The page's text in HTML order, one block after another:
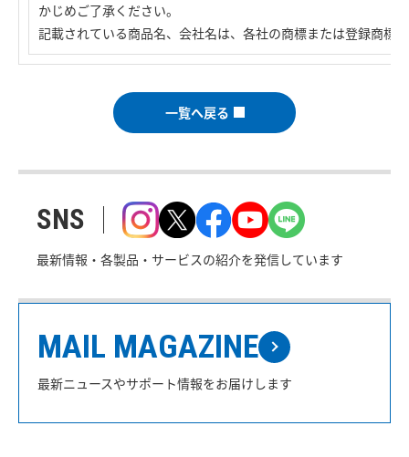
かじめご了承ください。
記載されている商品名、会社名は、各社の商標または登録商標
一覧へ戻る
SNS
最新情報・各製品・サービスの紹介を発信しています
MAIL MAGAZINE
最新ニュースやサポート情報をお届けします